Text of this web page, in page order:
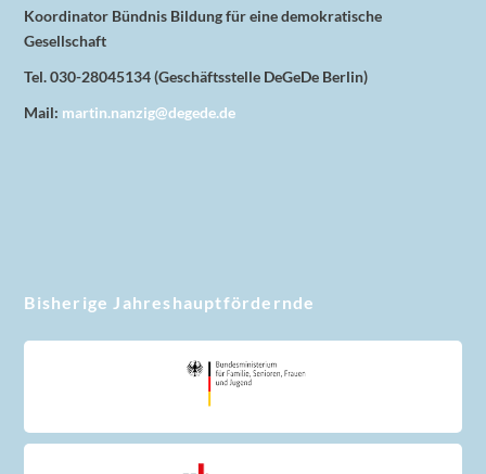
Koordinator Bündnis Bildung für eine demokratische
Gesellschaft
Tel. 030-28045134 (Geschäftsstelle DeGeDe Berlin)
Mail: martin.nanzig@degede.de
Bisherige Jahreshauptfördernde